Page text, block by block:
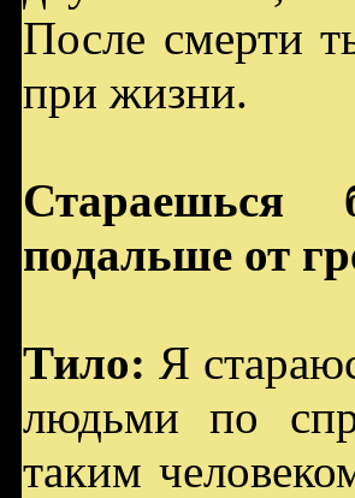
После смерти
при жизни.
Стараешься
подальше от
Тило: Я
людьми по
таким